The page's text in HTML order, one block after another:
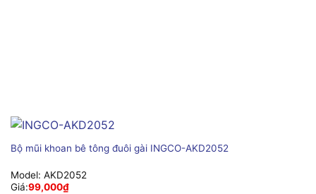
Bộ mũi khoan bê tông đuôi gài INGCO-AKD2052
Model: AKD2052
Giá:99,000₫